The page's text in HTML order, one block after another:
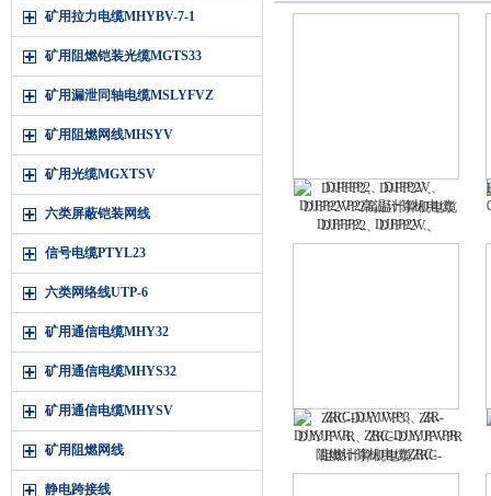
矿用拉力电缆MHYBV-7-1
矿用阻燃铠装光缆MGTS33
矿用漏泄同轴电缆MSLYFVZ
矿用阻燃网线MHSYV
矿用光缆MGXTSV
六类屏蔽铠装网线
信号电缆PTYL23
六类网络线UTP-6
矿用通信电缆MHY32
矿用通信电缆MHYS32
矿用通信电缆MHYSV
矿用阻燃网线
静电跨接线
DJFFP2、DJFP2V、
DJFP2VP2高温计算机电缆
DJFFP2、DJFP2V、
DJFP2VP2高温计算机电缆
ZRC-DJYJVP3、ZR-
DJYJPVR、ZRC-DJYJPVPR
阻燃计算机电缆ZRC-
DJYJVP3、ZR-DJYJPVR、